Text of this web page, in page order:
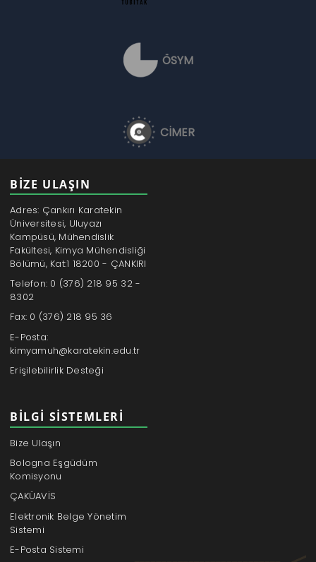
ÖSYM
CİMER
BİZE ULAŞIN
Adres: Çankırı Karatekin
Üniversitesi, Uluyazı
Kampüsü, Mühendislik
Fakültesi, Kimya Mühendisliği
Bölümü, Kat:1 18200 - ÇANKIRI
Telefon: 0 (376) 218 95 32 -
8302
Fax: 0 (376) 218 95 36
E-Posta:
kimyamuh@karatekin.edu.tr
Erişilebilirlik Desteği
BILGI SISTEMLERI
Bize Ulaşın
Bologna Eşgüdüm
Komisyonu
ÇAKÜAVİS
Elektronik Belge Yönetim
Sistemi
E-Posta Sistemi